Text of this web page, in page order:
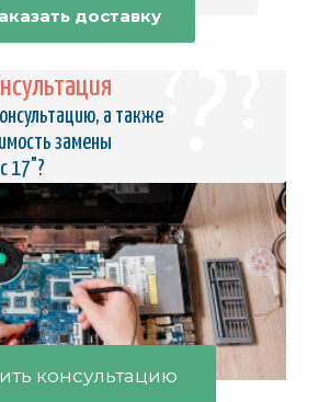
доставку
а также
замены
17"?
консультацию